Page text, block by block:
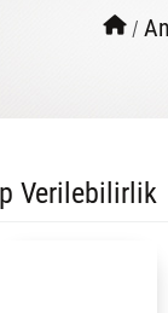
/
Verilebilirlik